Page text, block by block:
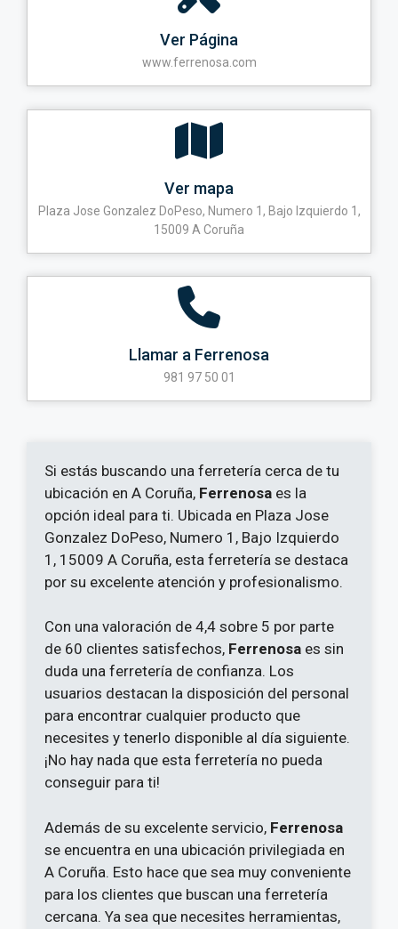
Ver Página
www.ferrenosa.com
Ver mapa
Plaza Jose Gonzalez DoPeso, Numero 1, Bajo Izquierdo 1,
15009 A Coruña
Llamar a Ferrenosa
981 97 50 01
Si estás buscando una ferretería cerca de tu
ubicación en A Coruña, Ferrenosa es la
opción ideal para ti. Ubicada en Plaza Jose
Gonzalez DoPeso, Numero 1, Bajo Izquierdo
1, 15009 A Coruña, esta ferretería se destaca
por su excelente atención y profesionalismo.
Con una valoración de 4,4 sobre 5 por parte
de 60 clientes satisfechos, Ferrenosa es sin
duda una ferretería de confianza. Los
usuarios destacan la disposición del personal
para encontrar cualquier producto que
necesites y tenerlo disponible al día siguiente.
¡No hay nada que esta ferretería no pueda
conseguir para ti!
Además de su excelente servicio, Ferrenosa
se encuentra en una ubicación privilegiada en
A Coruña. Esto hace que sea muy conveniente
para los clientes que buscan una ferretería
cercana. Ya sea que necesites herramientas,